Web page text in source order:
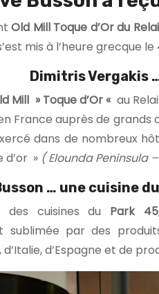
Old Mill Toque d’Or du
mis à l’heure grecque
Dimitris Vergakis
Mill » Toque d’Or « au
France auprès de grands
dans de nombreux
d’or » ( Elounda Peninsula
… une cuisine
cuisines du Park 45
sublimée par des
d’Espagne et de